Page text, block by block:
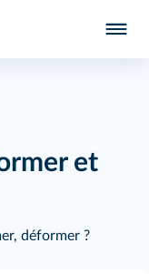
et
déformer ?